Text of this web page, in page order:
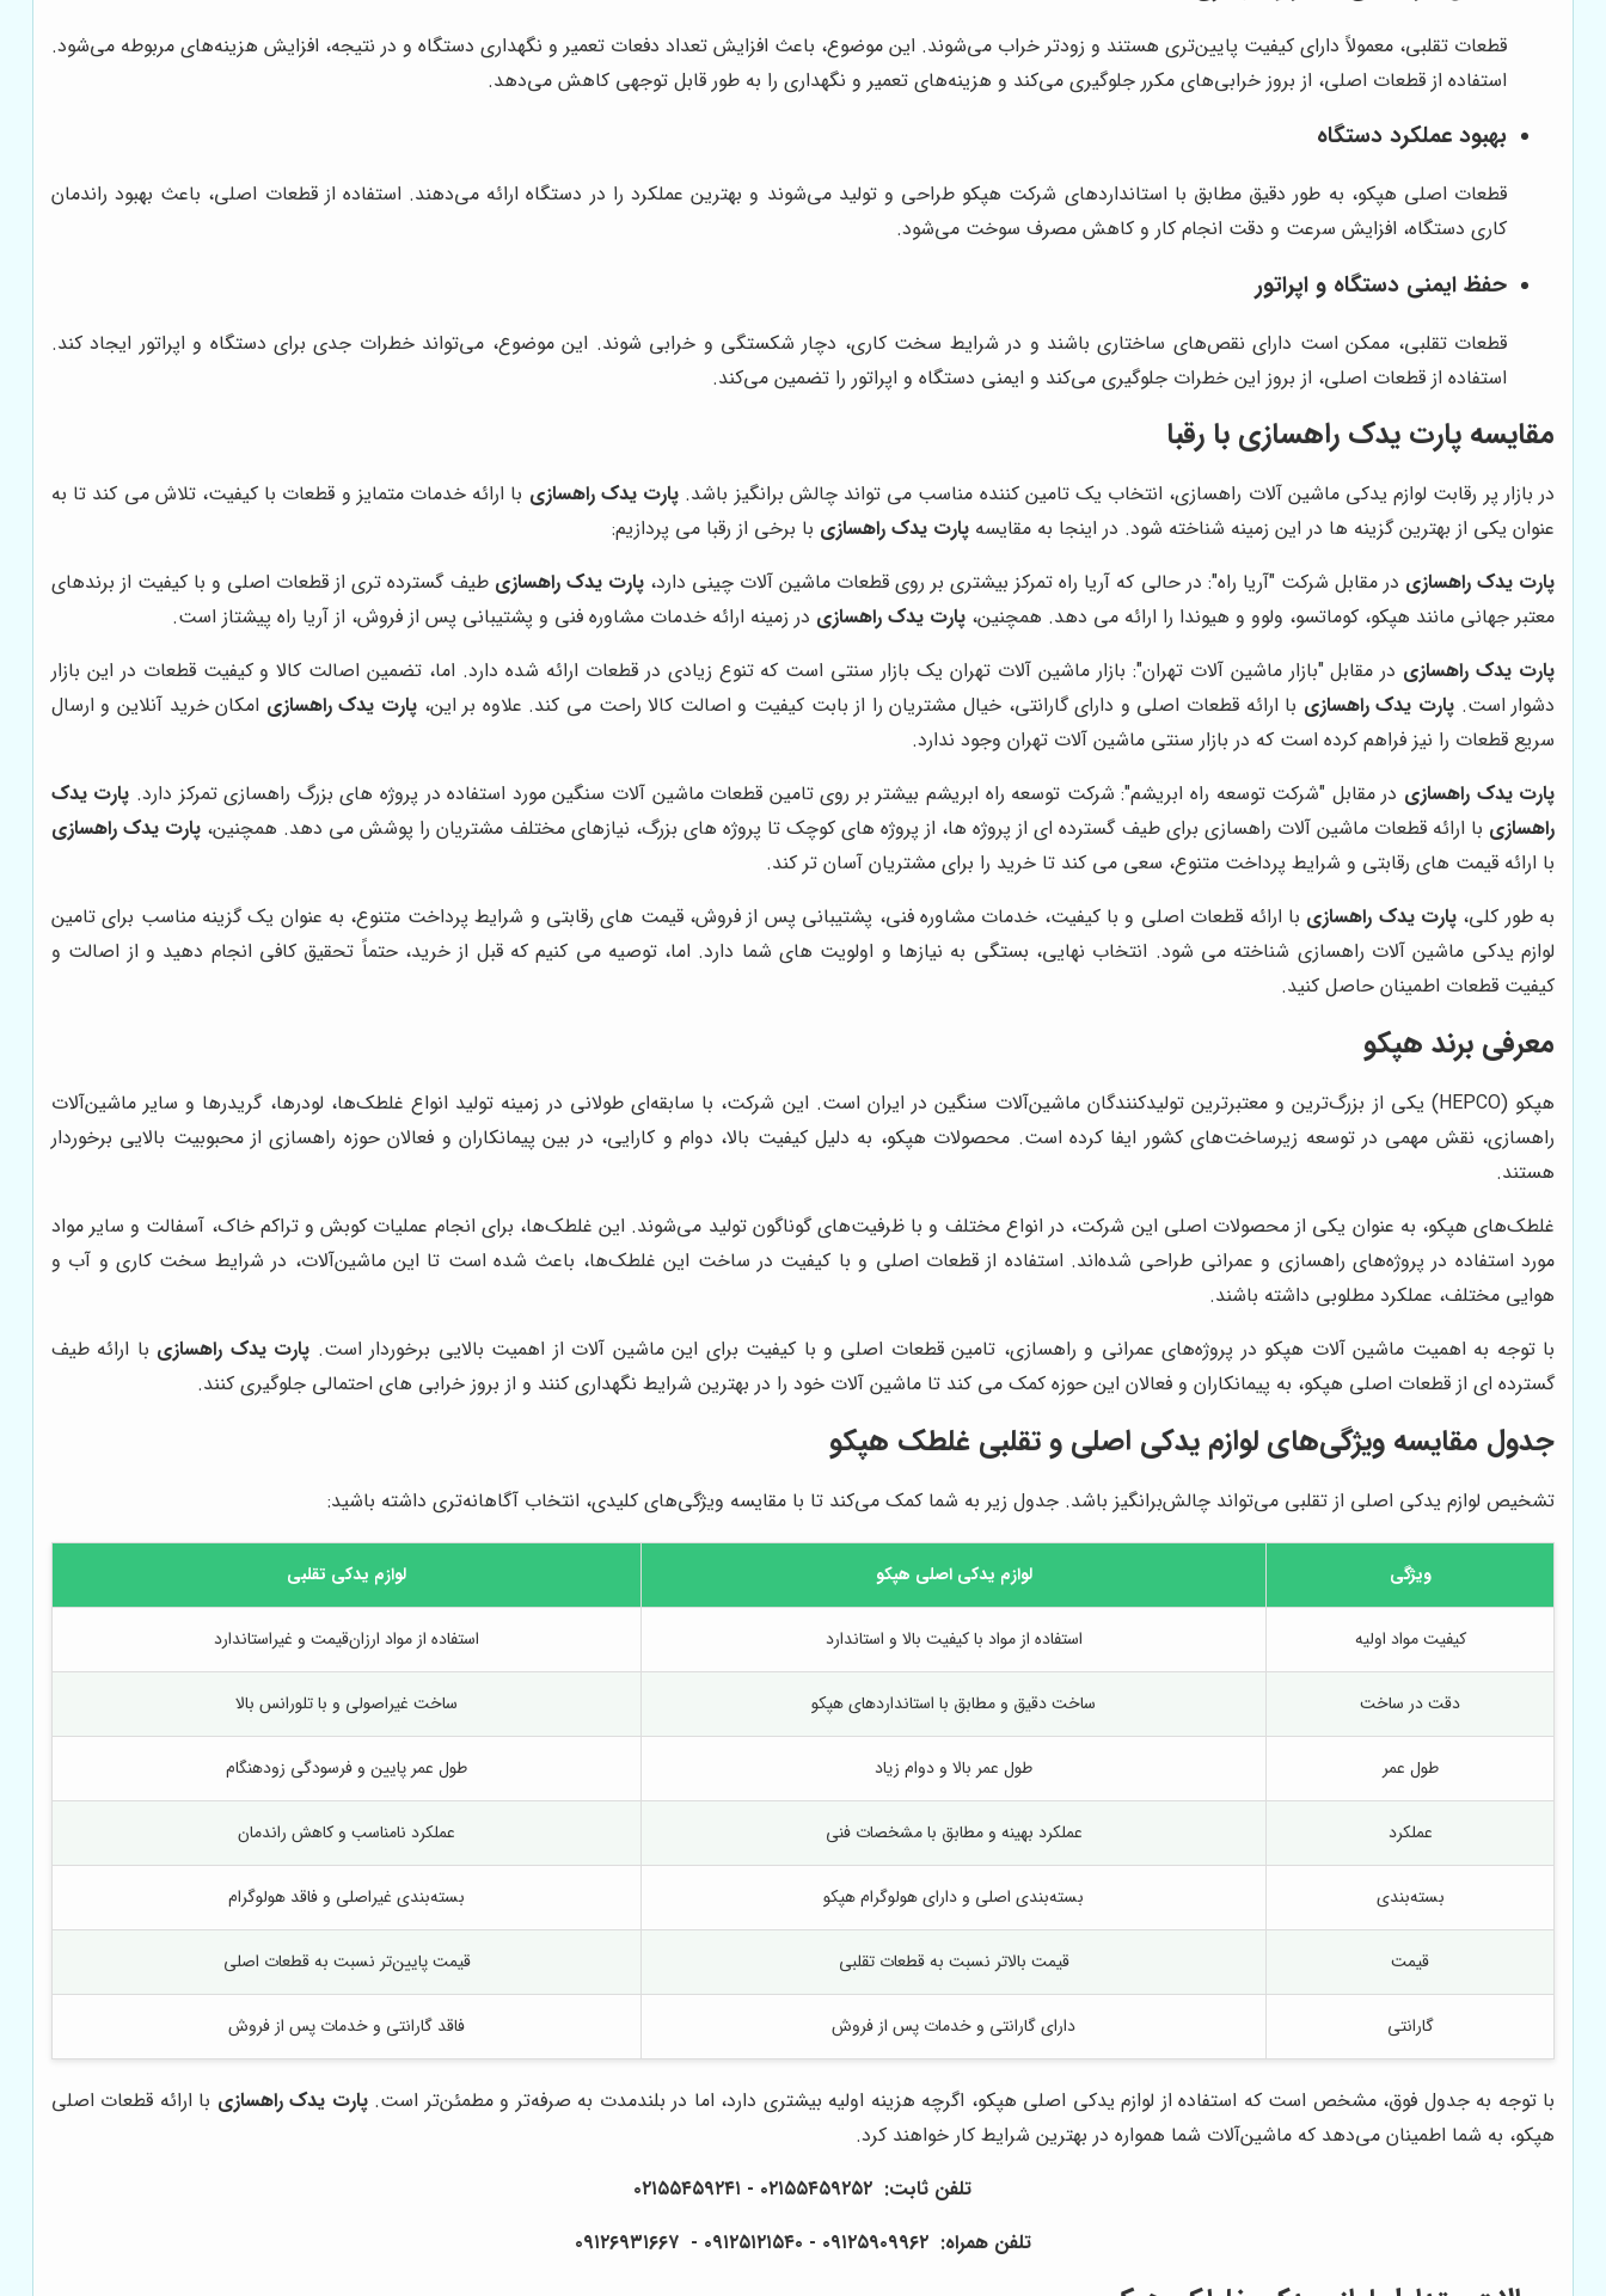
قطعات تقلبی، معمولاً دارای کیفیت پایین‌تری هستند و زودتر خراب می‌شوند. این موضوع، باعث افزایش تعداد دفعات تعمیر و نگهداری دستگاه و در نتیجه، افزایش هزینه‌های مربوطه می‌شود.
استفاده از قطعات اصلی، از بروز خرابی‌های مکرر جلوگیری می‌کند و هزینه‌های تعمیر و نگهداری را به طور قابل توجهی کاهش می‌دهد.
بهبود عملکرد دستگاه
قطعات اصلی هپکو، به طور دقیق مطابق با استانداردهای شرکت هپکو طراحی و تولید می‌شوند و بهترین عملکرد را در دستگاه ارائه می‌دهند. استفاده از قطعات اصلی، باعث بهبود راندمان
کاری دستگاه، افزایش سرعت و دقت انجام کار و کاهش مصرف سوخت می‌شود.
حفظ ایمنی دستگاه و اپراتور
قطعات تقلبی، ممکن است دارای نقص‌های ساختاری باشند و در شرایط سخت کاری، دچار شکستگی و خرابی شوند. این موضوع، می‌تواند خطرات جدی برای دستگاه و اپراتور ایجاد کند.
استفاده از قطعات اصلی، از بروز این خطرات جلوگیری می‌کند و ایمنی دستگاه و اپراتور را تضمین می‌کند.
مقایسه پارت یدک راهسازی با رقبا
در بازار پر رقابت لوازم یدکی ماشین آلات راهسازی، انتخاب یک تامین کننده مناسب می تواند چالش برانگیز باشد. پارت یدک راهسازی با ارائه خدمات متمایز و قطعات با کیفیت، تلاش می کند تا به
عنوان یکی از بهترین گزینه ها در این زمینه شناخته شود. در اینجا به مقایسه پارت یدک راهسازی با برخی از رقبا می پردازیم:
پارت یدک راهسازی در مقابل شرکت "آریا راه": در حالی که آریا راه تمرکز بیشتری بر روی قطعات ماشین آلات چینی دارد،پارت یدک راهسازی طیف گسترده تری از قطعات اصلی و با کیفیت از برندهای
معتبر جهانی مانند هپکو، کوماتسو، ولوو و هیوندا را ارائه می دهد. همچنین، پارت یدک راهسازی در زمینه ارائه خدمات مشاوره فنی و پشتیبانی پس از فروش، از آریا راه پیشتاز است.
پارت یدک راهسازی در مقابل "بازار ماشین آلات تهران": بازار ماشین آلات تهران یک بازار سنتی است که تنوع زیادی در قطعات ارائه شده دارد. اما، تضمین اصالت کالا و کیفیت قطعات در این بازار
دشوار است.پارت یدک راهسازی با ارائه قطعات اصلی و دارای گارانتی، خیال مشتریان را از بابت کیفیت و اصالت کالا راحت می کند. علاوه بر این، پارت یدک راهسازی امکان خرید آنلاین و ارسال
سریع قطعات را نیز فراهم کرده است که در بازار سنتی ماشین آلات تهران وجود ندارد.
پارت یدک راهسازی در مقابل "شرکت توسعه راه ابریشم": شرکت توسعه راه ابریشم بیشتر بر روی تامین قطعات ماشین آلات سنگین مورد استفاده در پروژه های بزرگ راهسازی تمرکز دارد. پارت یدک
راهسازی با ارائه قطعات ماشین آلات راهسازی برای طیف گسترده ای از پروژه ها، از پروژه های کوچک تا پروژه های بزرگ، نیازهای مختلف مشتریان را پوشش می دهد. همچنین، پارت یدک راهسازی
با ارائه قیمت های رقابتی و شرایط پرداخت متنوع، سعی می کند تا خرید را برای مشتریان آسان تر کند.
به طور کلی، پارت یدک راهسازی با ارائه قطعات اصلی و با کیفیت، خدمات مشاوره فنی، پشتیبانی پس از فروش، قیمت های رقابتی و شرایط پرداخت متنوع، به عنوان یک گزینه مناسب برای تامین
لوازم یدکی ماشین آلات راهسازی شناخته می شود. انتخاب نهایی، بستگی به نیازها و اولویت های شما دارد. اما، توصیه می کنیم که قبل از خرید، حتماً تحقیق کافی انجام دهید و از اصالت و
کیفیت قطعات اطمینان حاصل کنید.
معرفی برند هپکو
هپکو (HEPCO) یکی از بزرگ‌ترین و معتبرترین تولیدکنندگان ماشین‌آلات سنگین در ایران است. این شرکت، با سابقه‌ای طولانی در زمینه تولید انواع غلطک‌ها، لودرها، گریدرها و سایر ماشین‌آلات
راهسازی، نقش مهمی در توسعه زیرساخت‌های کشور ایفا کرده است. محصولات هپکو، به دلیل کیفیت بالا، دوام و کارایی، در بین پیمانکاران و فعالان حوزه راهسازی از محبوبیت بالایی برخوردار
هستند.
غلطک‌های هپکو، به عنوان یکی از محصولات اصلی این شرکت، در انواع مختلف و با ظرفیت‌های گوناگون تولید می‌شوند. این غلطک‌ها، برای انجام عملیات کوبش و تراکم خاک، آسفالت و سایر مواد
مورد استفاده در پروژه‌های راهسازی و عمرانی طراحی شده‌اند. استفاده از قطعات اصلی و با کیفیت در ساخت این غلطک‌ها، باعث شده است تا این ماشین‌آلات، در شرایط سخت کاری و آب و
هوایی مختلف، عملکرد مطلوبی داشته باشند.
با توجه به اهمیت ماشین آلات هپکو در پروژه‌های عمرانی و راهسازی، تامین قطعات اصلی و با کیفیت برای این ماشین آلات از اهمیت بالایی برخوردار است. پارت یدک راهسازی با ارائه طیف
گسترده ای از قطعات اصلی هپکو، به پیمانکاران و فعالان این حوزه کمک می کند تا ماشین آلات خود را در بهترین شرایط نگهداری کنند و از بروز خرابی های احتمالی جلوگیری کنند.
جدول مقایسه ویژگی‌های لوازم یدکی اصلی و تقلبی غلطک هپکو
تشخیص لوازم یدکی اصلی از تقلبی می‌تواند چالش‌برانگیز باشد. جدول زیر به شما کمک می‌کند تا با مقایسه ویژگی‌های کلیدی، انتخاب آگاهانه‌تری داشته باشید:
ویژگی لوازم یدکی اصلی هپکو لوازم یدکی تقلبی
کیفیت مواد اولیه استفاده از مواد با کیفیت بالا و استاندارد استفاده از مواد ارزان‌قیمت و غیراستاندارد
دقت در ساخت ساخت دقیق و مطابق با استانداردهای هپکو ساخت غیراصولی و با تلورانس بالا
طول عمر طول عمر بالا و دوام زیاد طول عمر پایین و فرسودگی زودهنگام
عملکرد عملکرد بهینه و مطابق با مشخصات فنی عملکرد نامناسب و کاهش راندمان
بسته‌بندی بسته‌بندی اصلی و دارای هولوگرام هپکو بسته‌بندی غیراصلی و فاقد هولوگرام
قیمت قیمت بالاتر نسبت به قطعات تقلبی قیمت پایین‌تر نسبت به قطعات اصلی
گارانتی دارای گارانتی و خدمات پس از فروش فاقد گارانتی و خدمات پس از فروش
با توجه به جدول فوق، مشخص است که استفاده از لوازم یدکی اصلی هپکو، اگرچه هزینه اولیه بیشتری دارد، اما در بلندمدت به صرفه‌تر و مطمئن‌تر است.پارت یدک راهسازی با ارائه قطعات اصلی
هپکو، به شما اطمینان می‌دهد که ماشین‌آلات شما همواره در بهترین شرایط کار خواهند کرد.
تلفن ثابت: ۰۲۱۵۵۴۵۹۲۵۲ - ۰۲۱۵۵۴۵۹۲۴۱
تلفن همراه: ۰۹۱۲۵۹۰۹۹۶۲ - ۰۹۱۲۵۱۲۱۵۴۰‌‌‌ - ۰۹۱۲۶۹۳۱۶۶۷